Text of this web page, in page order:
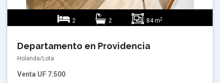
2 2 84 m2
Departamento en Providencia
Holanda/Lota
Venta UF 7.500